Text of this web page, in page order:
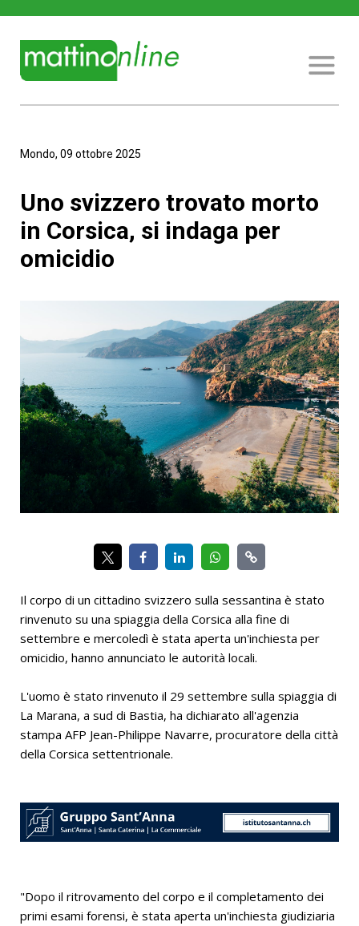
Mondo, 09 ottobre 2025
Uno svizzero trovato morto
in Corsica, si indaga per
omicidio
Il corpo di un cittadino svizzero sulla sessantina è stato
rinvenuto su una spiaggia della Corsica alla fine di
settembre e mercoledì è stata aperta un'inchiesta per
omicidio, hanno annunciato le autorità locali.
L'uomo è stato rinvenuto il 29 settembre sulla spiaggia di
La Marana, a sud di Bastia, ha dichiarato all'agenzia
stampa AFP Jean-Philippe Navarre, procuratore della città
della Corsica settentrionale.
"Dopo il ritrovamento del corpo e il completamento dei
primi esami forensi, è stata aperta un'inchiesta giudiziaria